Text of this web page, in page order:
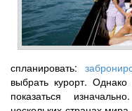
спланировать:
выбрать курорт.
показаться